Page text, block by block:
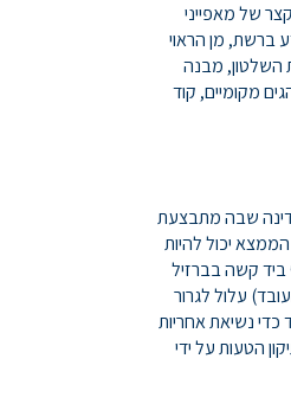
של מאפייני
ברשת, מן הראוי
השלטון, מבנה
מקומיים, קוד
שבה מתבצעת
יכול להיות
ביד קשה בברזיל
עלול לגרור
כדי נשיאת אחריות
הטעות על ידי